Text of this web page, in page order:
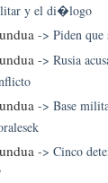
y el di�logo
-> Piden
-> Rusia
-> Base
-> Cinco